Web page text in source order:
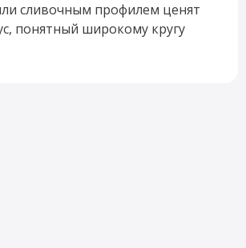
сливочным профилем ценят
понятный широкому кругу